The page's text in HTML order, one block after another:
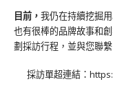
目前， 我仍在持續挖掘
也有很棒的品牌故事和
劃採訪行程，並與您聯繫
採訪單超連結：